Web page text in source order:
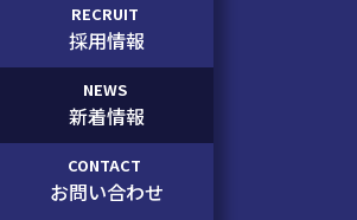
RECRUIT
採用情報
NEWS
新着情報
CONTACT
お問い合わせ